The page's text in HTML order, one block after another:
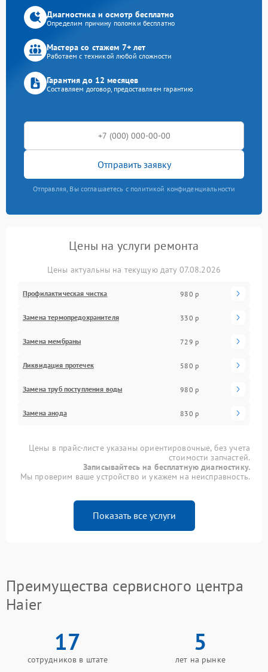
Диагностика и осмотр бесплатно
Определим причину поломки бесплатно
Мастера со стажем 7+ лет
Работаем с техникой любой сложности
Гарантия до 12 месяцев
Составляем договор, предоставляем гарантию
Отправить заявку
Отправляя, Вы соглашаетесь с политикой конфиденциальности
Цены на услуги ремонта
Цены актуальны на текущую дату 07.08.2026
Профилактическая чистка 980 р
Замена термопредохранителя 330 р
Замена мембраны 729 р
Ликвидация протечек 580 р
Замена труб поступления воды 980 р
Замена анода 830 р
Цены в прайс-листе указаны ориентировочные, без учета
стоимости запчастей.
Записывайтесь на бесплатную диагностику.
Мы проверим ваше устройство и укажем на неисправность.
Показать все услуги
Преимущества сервисного центра
Haier
17
сотрудников в штате
5
лет на рынке